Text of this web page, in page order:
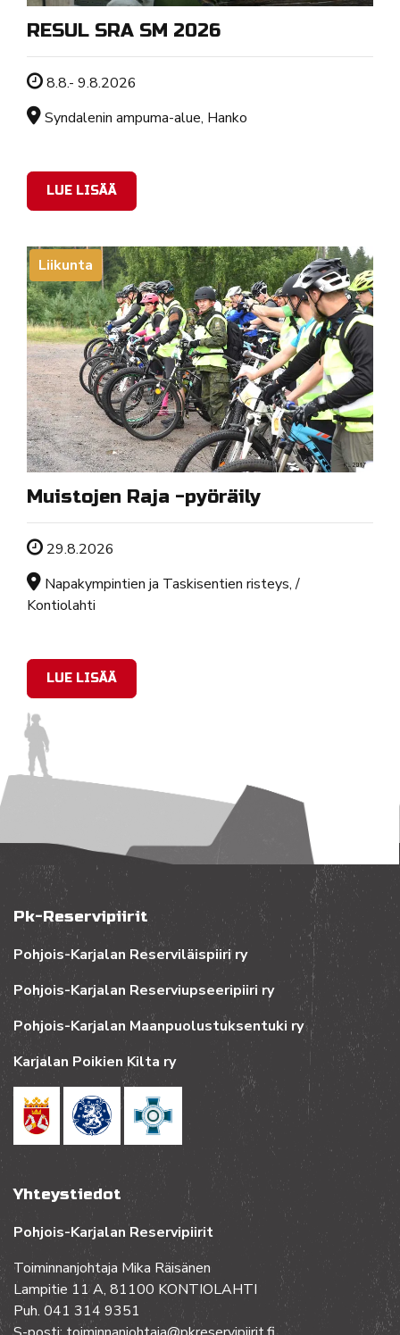
RESUL SRA SM 2026
Tapahtuman ajankohta
8.8.- 9.8.2026
Sijainti
Syndalenin ampuma-alue, Hanko
LUE LISÄÄ
Liikunta
Muistojen Raja -pyöräily
Tapahtuman ajankohta
29.8.2026
Sijainti
Napakympintien ja Taskisentien risteys, /
Kontiolahti
LUE LISÄÄ
Pk-Reservipiirit
Pohjois-Karjalan Reserviläispiiri ry
Pohjois-Karjalan Reserviupseeripiiri ry
Pohjois-Karjalan Maanpuolustuksentuki ry
Karjalan Poikien Kilta ry
Yhteystiedot
Pohjois-Karjalan Reservipiirit
Toiminnanjohtaja Mika Räisänen
Lampitie 11 A, 81100 KONTIOLAHTI
Puh. 041 314 9351